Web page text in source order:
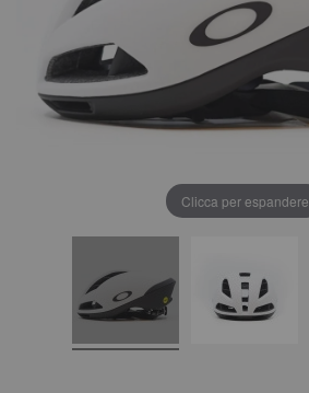
Clicca per espandere